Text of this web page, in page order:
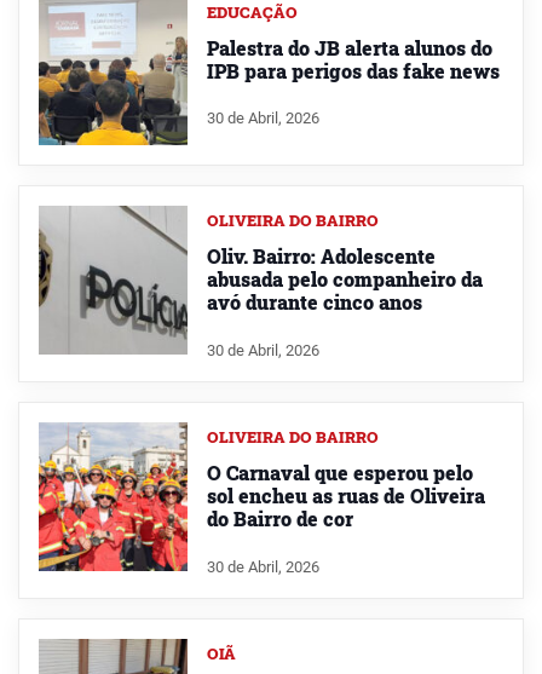
EDUCAÇÃO
Palestra do JB alerta alunos do
IPB para perigos das fake news
30 de Abril, 2026
OLIVEIRA DO BAIRRO
Oliv. Bairro: Adolescente
abusada pelo companheiro da
avó durante cinco anos
30 de Abril, 2026
OLIVEIRA DO BAIRRO
O Carnaval que esperou pelo
sol encheu as ruas de Oliveira
do Bairro de cor
30 de Abril, 2026
OIÃ